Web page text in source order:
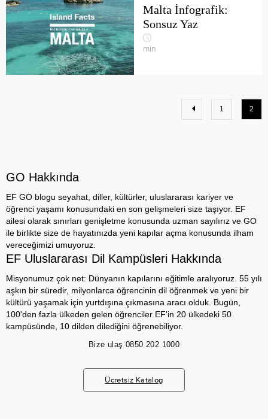
Malta İnfografik:
Sonsuz Yaz
min
1 2
GO Hakkında
EF GO blogu seyahat, diller, kültürler, uluslararası kariyer ve
öğrenci yaşamı konusundaki en son gelişmeleri size taşıyor. EF
ailesi olarak sınırları genişletme konusunda uzman sayılırız ve GO
ile birlikte size de hayatınızda yeni kapılar açma konusunda ilham
vereceğimizi umuyoruz.
EF Uluslararası Dil Kampüsleri Hakkında
Misyonumuz çok net: Dünyanın kapılarını eğitimle aralıyoruz. 55 yılı
aşkın bir süredir, milyonlarca öğrencinin dil öğrenmek ve yeni bir
kültürü yaşamak için yurtdışına çıkmasına aracı olduk. Bugün,
100'den fazla ülkeden gelen öğrenciler EF'in 20 ülkedeki 50
kampüsünde, 10 dilden dilediğini öğrenebiliyor.
Bize ulaş 0850 202 1000
Ücretsiz Katalog